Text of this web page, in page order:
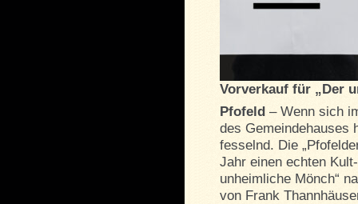
Vorverkauf für „Der
Pfofeld – Wenn sich
des Gemeindehauses
fesselnd. Die
Jahr einen echten
unheimliche Mönch“
von Frank